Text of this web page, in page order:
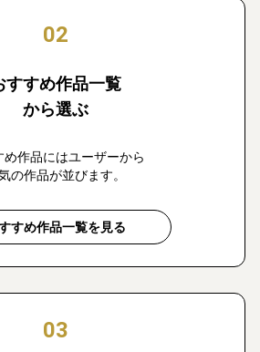
02
すすめ作品一覧
から選ぶ
め作品にはユーザーから
の作品が並びます。
すめ作品一覧を見る
03